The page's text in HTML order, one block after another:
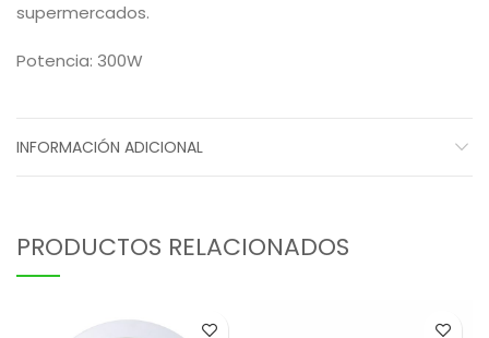
supermercados.
Potencia: 300W
INFORMACIÓN ADICIONAL
PRODUCTOS RELACIONADOS